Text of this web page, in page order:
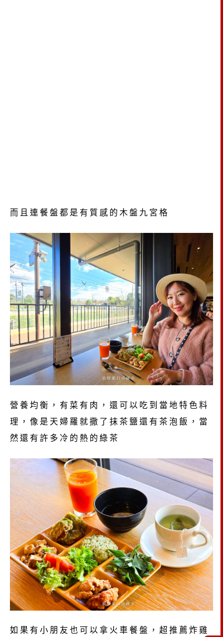
而且連餐盤都是有質感的木盤九宮格
營養均衡，有菜有肉，還可以吃到當地特色料
理，像是天婦羅就撒了抹茶鹽還有茶泡飯，當
然還有許多冷的熱的綠茶
如果有小朋友也可以拿火車餐盤，超推薦炸雞